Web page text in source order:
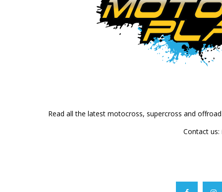
Read all the latest motocross, supercross and
Contact us: